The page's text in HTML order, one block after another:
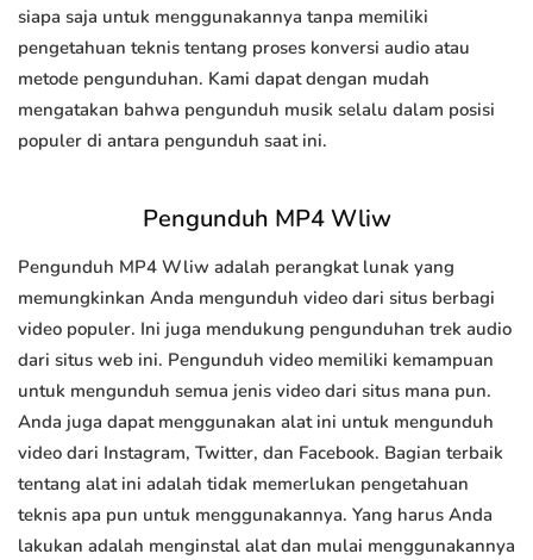
siapa saja untuk menggunakannya tanpa memiliki
pengetahuan teknis tentang proses konversi audio atau
metode pengunduhan. Kami dapat dengan mudah
mengatakan bahwa pengunduh musik selalu dalam posisi
populer di antara pengunduh saat ini.
Pengunduh MP4 Wliw
Pengunduh MP4 Wliw adalah perangkat lunak yang
memungkinkan Anda mengunduh video dari situs berbagi
video populer. Ini juga mendukung pengunduhan trek audio
dari situs web ini. Pengunduh video memiliki kemampuan
untuk mengunduh semua jenis video dari situs mana pun.
Anda juga dapat menggunakan alat ini untuk mengunduh
video dari Instagram, Twitter, dan Facebook. Bagian terbaik
tentang alat ini adalah tidak memerlukan pengetahuan
teknis apa pun untuk menggunakannya. Yang harus Anda
lakukan adalah menginstal alat dan mulai menggunakannya